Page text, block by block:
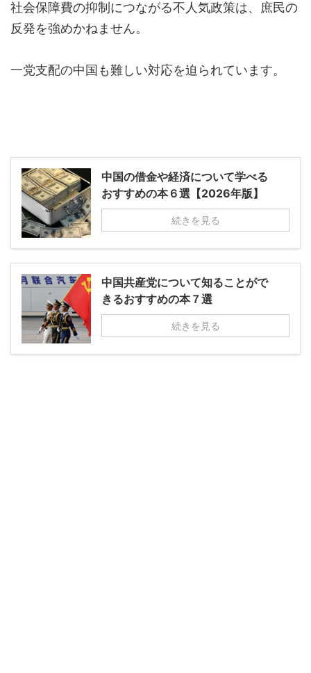
社会保障費の抑制につながる不人気政策は、庶民の
反発を強めかねません。
一党支配の中国も難しい対応を迫られています。
中国の借金や経済について学べる
おすすめの本６選【2026年版】
続きを見る
中国共産党について知ることがで
きるおすすめの本７選
続きを見る